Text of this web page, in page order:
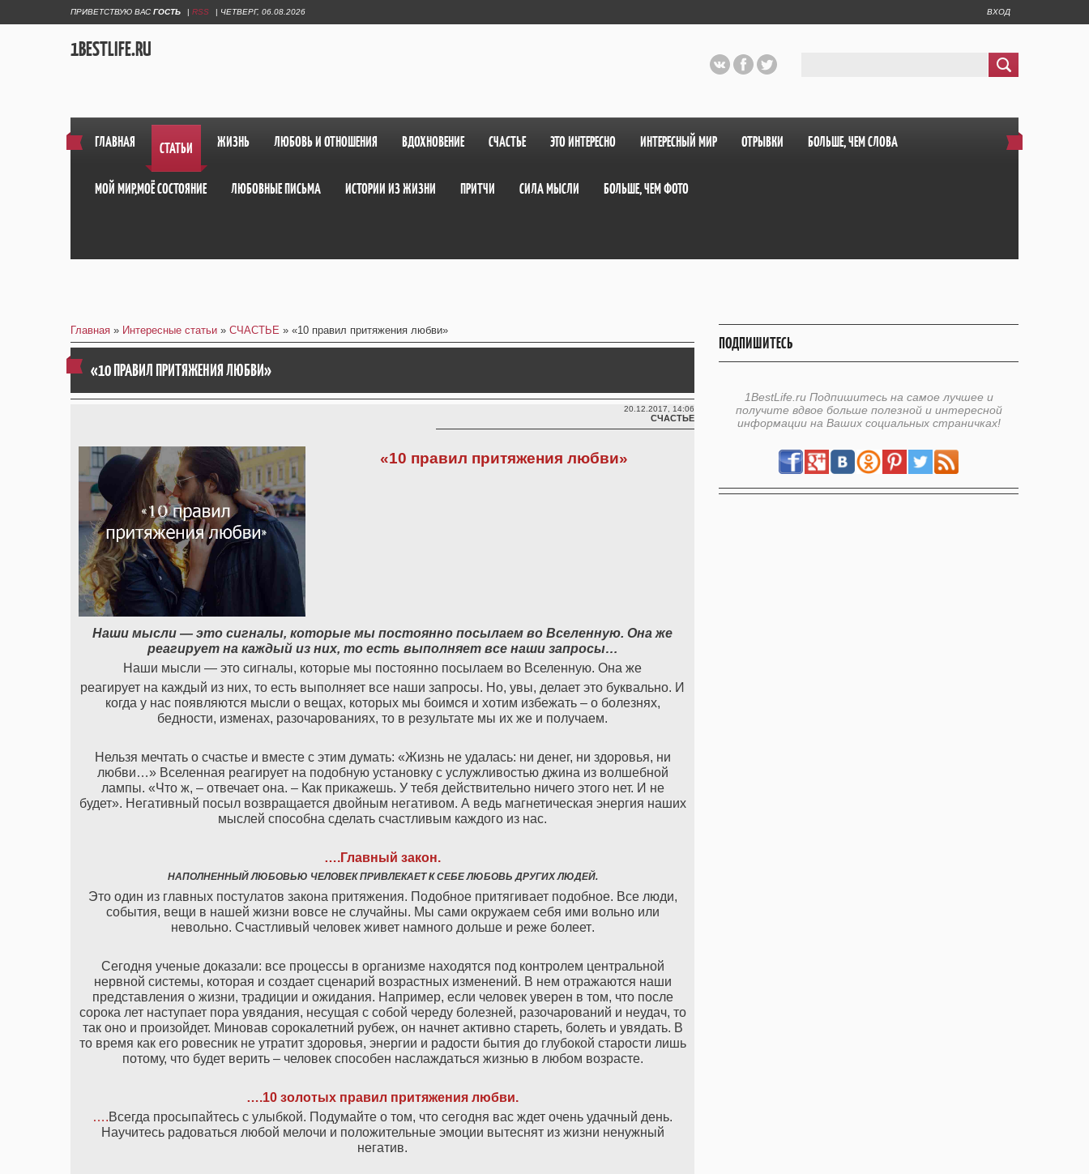
ПРИВЕТСТВУЮ ВАС ГОСТЬ | RSS | ЧЕТВЕРГ, 06.08.2026 ВХОД
1BESTLIFE.RU
ГЛАВНАЯ СТАТЬИ ЖИЗНЬ ЛЮБОВЬ И ОТНОШЕНИЯ ВДОХНОВЕНИЕ СЧАСТЬЕ ЭТО ИНТЕРЕСНО ИНТЕРЕСНЫЙ МИР ОТРЫВКИ БОЛЬШЕ, ЧЕМ СЛОВА
МОЙ МИР,МОЁ СОСТОЯНИЕ ЛЮБОВНЫЕ ПИСЬМА ИСТОРИИ ИЗ ЖИЗНИ ПРИТЧИ СИЛА МЫСЛИ БОЛЬШЕ, ЧЕМ ФОТО
Главная » Интересные статьи » СЧАСТЬЕ » «10 правил притяжения любви»
«10 ПРАВИЛ ПРИТЯЖЕНИЯ ЛЮБВИ»
20.12.2017, 14:06
СЧАСТЬЕ
«10 правил притяжения любви»
Наши мысли — это сигналы, которые мы постоянно посылаем во Вселенную. Она же
реагирует на каждый из них, то есть выполняет все наши запросы…
Наши мысли — это сигналы, которые мы постоянно посылаем во Вселенную. Она же
реагирует на каждый из них, то есть выполняет все наши запросы. Но, увы, делает это буквально. И
когда у нас появляются мысли о вещах, которых мы боимся и хотим избежать – о болезнях,
бедности, изменах, разочарованиях, то в результате мы их же и получаем.
Нельзя мечтать о счастье и вместе с этим думать: «Жизнь не удалась: ни денег, ни здоровья, ни
любви…» Вселенная реагирует на подобную установку с услужливостью джина из волшебной
лампы. «Что ж, – отвечает она. – Как прикажешь. У тебя действительно ничего этого нет. И не
будет». Негативный посыл возвращается двойным негативом. А ведь магнетическая энергия наших
мыслей способна сделать счастливым каждого из нас.
….Главный закон.
НАПОЛНЕННЫЙ ЛЮБОВЬЮ ЧЕЛОВЕК ПРИВЛЕКАЕТ К СЕБЕ ЛЮБОВЬ ДРУГИХ ЛЮДЕЙ.
Это один из главных постулатов закона притяжения. Подобное притягивает подобное. Все люди,
события, вещи в нашей жизни вовсе не случайны. Мы сами окружаем себя ими вольно или
невольно. Счастливый человек живет намного дольше и реже болеет.
Сегодня ученые доказали: все процессы в организме находятся под контролем центральной
нервной системы, которая и создает сценарий возрастных изменений. В нем отражаются наши
представления о жизни, традиции и ожидания. Например, если человек уверен в том, что после
сорока лет наступает пора увядания, несущая с собой череду болезней, разочарований и неудач, то
так оно и произойдет. Миновав сорокалетний рубеж, он начнет активно стареть, болеть и увядать. В
то время как его ровесник не утратит здоровья, энергии и радости бытия до глубокой старости лишь
потому, что будет верить – человек способен наслаждаться жизнью в любом возрасте.
….10 золотых правил притяжения любви.
….Всегда просыпайтесь с улыбкой. Подумайте о том, что сегодня вас ждет очень удачный день.
Научитесь радоваться любой мелочи и положительные эмоции вытеснят из жизни ненужный
негатив.
ПОДПИШИТЕСЬ
1BestLife.ru Подпишитесь на самое лучшее и
получите вдвое больше полезной и интересной
информации на Ваших социальных страничках!